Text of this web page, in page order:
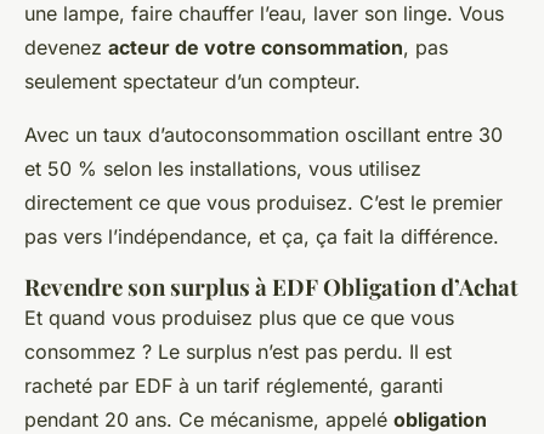
une lampe, faire chauffer l’eau, laver son linge. Vous
devenez acteur de votre consommation, pas
seulement spectateur d’un compteur.
Avec un taux d’autoconsommation oscillant entre 30
et 50 % selon les installations, vous utilisez
directement ce que vous produisez. C’est le premier
pas vers l’indépendance, et ça, ça fait la différence.
Revendre son surplus à EDF Obligation d’Achat
Et quand vous produisez plus que ce que vous
consommez ? Le surplus n’est pas perdu. Il est
racheté par EDF à un tarif réglementé, garanti
pendant 20 ans. Ce mécanisme, appelé obligation